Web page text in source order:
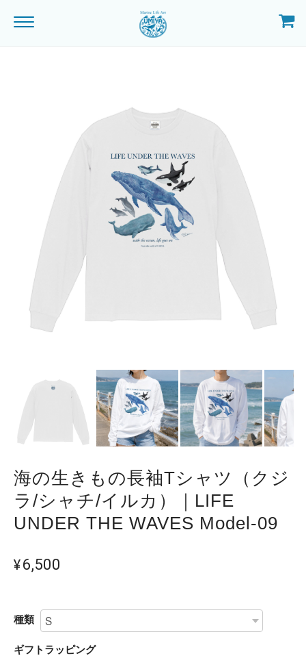
海の生きもの長袖Tシャツ（クジ
ラ/シャチ/イルカ）｜LIFE
UNDER THE WAVES Model-09
¥6,500
種類
ギフトラッピング